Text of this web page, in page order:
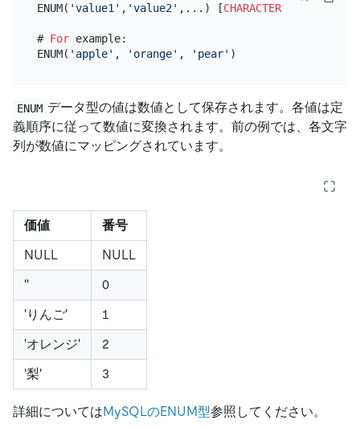
ENUM( 'value1' , 'value2' ,...) [CHARACTER SET
# For example:
ENUM( 'apple' , 'orange' , 'pear'
ENUM データ型の値は数値として保存されます。各値は定
義順序に従って数値に変換されます。前の例では、各文字
列が数値にマッピングされています。
価値
番号
NULL
NULL
''
0
'りんご'
1
'オレンジ'
2
'梨' 3
詳細についてはMySQLのENUM型参照してください。